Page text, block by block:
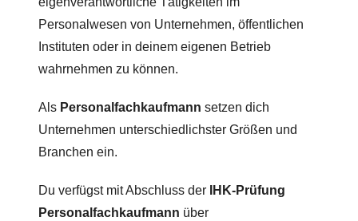
Personalwesen von Unternehmen, öffentlichen
Instituten oder in deinem eigenen Betrieb
wahrnehmen zu können.
Als Personalfachkaufmann setzen dich
Unternehmen unterschiedlichster Größen und
Branchen ein.
Du verfügst mit Abschluss der
IHK-Prüfung
Personalfachkaufmann über